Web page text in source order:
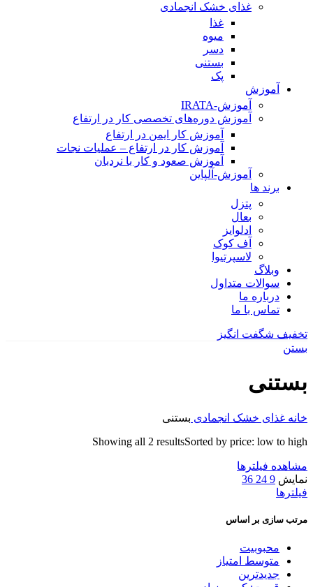
غذای خشک انجمادی
غذا
میوه
دسر
بستنی
پک
آموزش
آموزش-IRATA
آموزش دوره‌های تخصصی کار در ارتفاع
آموزش کار ایمن در ارتفاع
آموزش کار در ارتفاع – عملیات نجات
آموزش صعود و کار با نردبان
آموزش-آلپاین
برند ها
پتزل
بعال
ادلوایز
آف کوک
لاسپرتیوا
وبلاگ
سوالات متداول
درباره ما
تماس با ما
تخفیف شگفت انگیز
بستن
بستنی
خانه غذای خشک انجمادی بستنی
Showing all 2 resultsSorted by price: low to high
مشاهده فیلترها
نمایش 9
24
36
فیلترها
مرتب سازی بر اساس
محبوبیت
متوسط امتیاز
جدیدترین